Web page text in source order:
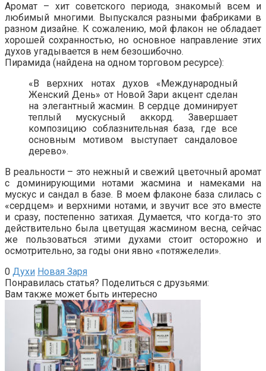
Аромат – хит советского периода, знакомый всем и
любимый многими. Выпускался разными фабриками в
разном дизайне. К сожалению, мой флакон не обладает
хорошей сохранностью, но основное направление этих
духов угадывается в нем безошибочно.
Пирамида (найдена на одном торговом ресурсе):
«В верхних нотах духов «Международный
Женский День» от Новой Зари акцент сделан
на элегантный жасмин. В сердце доминирует
теплый мускусный аккорд. Завершает
композицию соблазнительная база, где все
основным мотивом выступает сандаловое
дерево».
В реальности – это нежный и свежий цветочный аромат
с доминирующими нотами жасмина и намеками на
мускус и сандал в базе. В моем флаконе база слилась с
«сердцем» и верхними нотами, и звучит все это вместе
и сразу, постепенно затихая. Думается, что когда-то это
действительно была цветущая жасмином весна, сейчас
же пользоваться этими духами стоит осторожно и
осмотрительно, за годы они явно «потяжелели».
0 Духи Новая Заря
Понравилась статья? Поделиться с друзьями:
Вам также может быть интересно